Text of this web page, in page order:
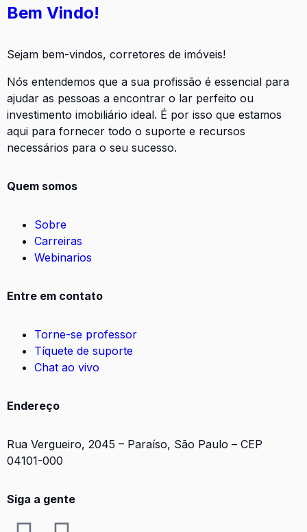
Bem Vindo!
Sejam bem-vindos, corretores de imóveis!
Nós entendemos que a sua profissão é essencial para
ajudar as pessoas a encontrar o lar perfeito ou
investimento imobiliário ideal. É por isso que estamos
aqui para fornecer todo o suporte e recursos
necessários para o seu sucesso.
Quem somos
Sobre
Carreiras
Webinarios
Entre em contato
Torne-se professor
Tíquete de suporte
Chat ao vivo
Endereço
Rua Vergueiro, 2045 – Paraíso, São Paulo – CEP
04101-000
Siga a gente